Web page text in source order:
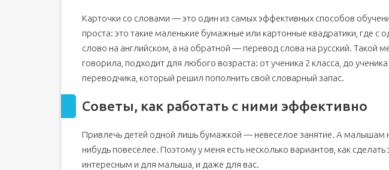
Карточки со словами — это один из самых эффективных способов
проста: это такие маленькие бумажные или картонные квадратики, где с
слово на английском, а на обратной — перевод слова на русский. Такой
говорила, подходит для любого возраста: от ученика 2 класса, до
переводчика, который решил пополнить свой словарный запас.
Советы, как работать с ними эффективно
Привлечь детей одной лишь бумажкой — невеселое занятие. А малышам
нибудь повеселее. Поэтому у меня есть несколько вариантов, как сделать
интересным и для малыша, и даже для вас.